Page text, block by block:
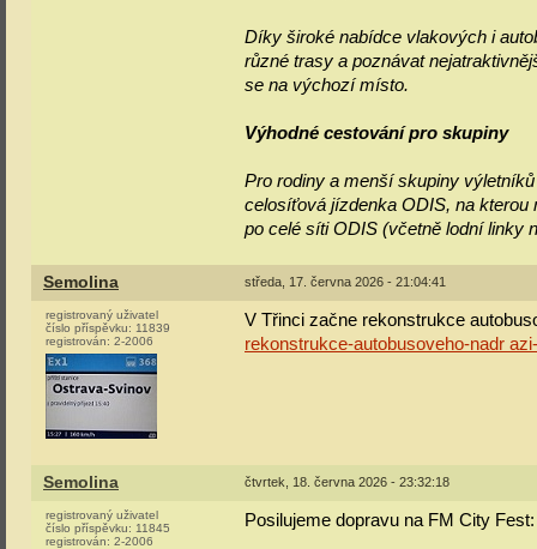
Díky široké nabídce vlakových i
různé trasy a poznávat
se na výchozí místo.
Výhodné cestování pro skupiny
Pro rodiny a menší skupiny
celosíťová jízdenka ODIS, na kterou
po celé síti ODIS (včetně lodní linky
Semolina středa, 17. června 2026 - 21:04:41
registrovaný uživatel
číslo příspěvku: 11839
registrován: 2-2006
V Třinci začne rekonstrukce
rekonstrukce-autobusoveho-nadr
Semolina čtvrtek, 18. června 2026 - 23:32:18
registrovaný uživatel
číslo příspěvku: 11845
registrován: 2-2006
Posilujeme dopravu na FM City